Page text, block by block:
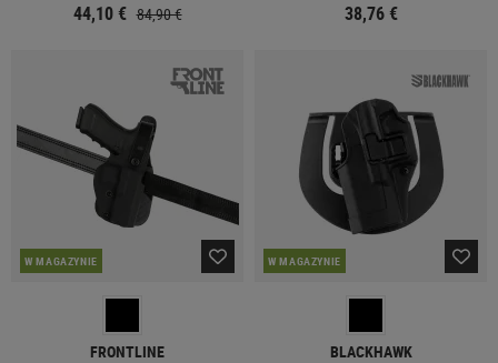
44,10 € 84,90 € 38,76 €
W MAGAZYNIE
FRONTLINE
W MAGAZYNIE
BLACKHAWK